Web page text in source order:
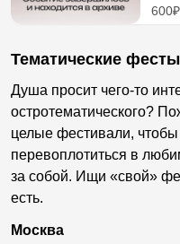
600₽
Тематические фесты
Душа просит чего-то
остротематического?
целые фестивали, чтобы
перевоплотиться в
за собой. Ищи «свой»
есть.
Москва